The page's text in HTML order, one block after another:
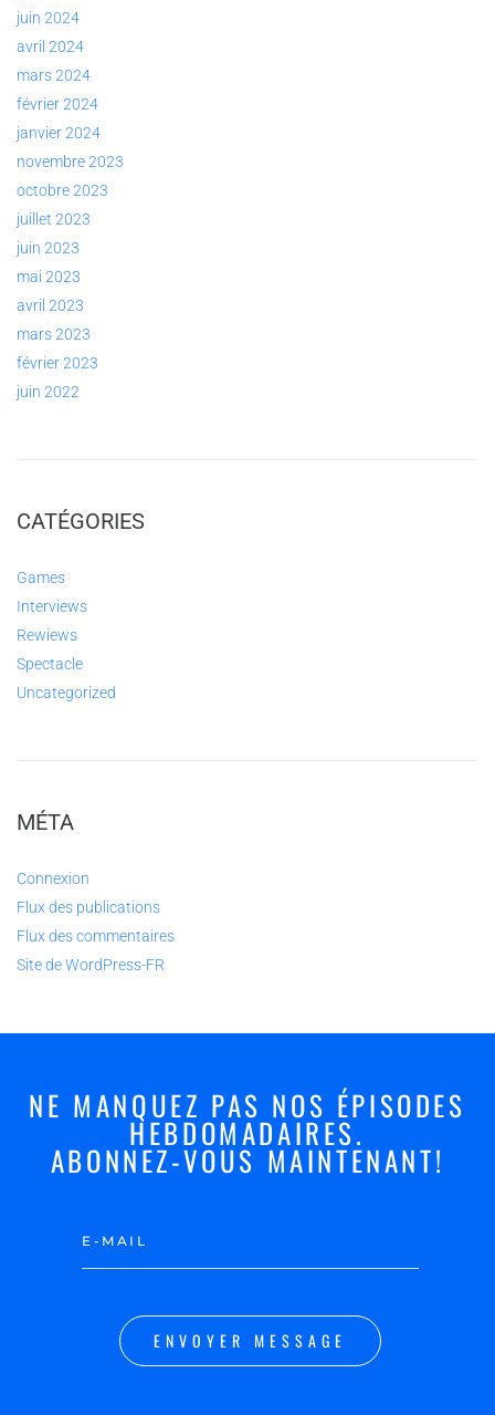
juin 2024
avril 2024
mars 2024
février 2024
janvier 2024
novembre 2023
octobre 2023
juillet 2023
juin 2023
mai 2023
avril 2023
mars 2023
février 2023
juin 2022
CATÉGORIES
Games
Interviews
Rewiews
Spectacle
Uncategorized
MÉTA
Connexion
Flux des publications
Flux des commentaires
Site de WordPress-FR
NE MANQUEZ PAS NOS ÉPISODES
HEBDOMADAIRES.
ABONNEZ-VOUS MAINTENANT!
ENVOYER MESSAGE